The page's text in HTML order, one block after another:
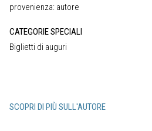
provenienza: autore
CATEGORIE SPECIALI
Biglietti di auguri
SCOPRI DI PIÙ SULL'AUTORE